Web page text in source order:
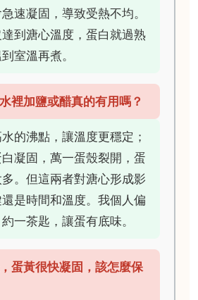
速凝固，導致受熱不均。
到溏心溫度，蛋白就過熟
室溫再煮。
裡加鹽或醋真的有用嗎？
的沸點，讓溫度更穩定；
凝固，萬一蛋殼裂開，蛋
。但這兩者對溏心形成影
是時間和溫度。我個人偏
一茶匙，讓蛋有底味。
蛋黃很快凝固，該怎麼保